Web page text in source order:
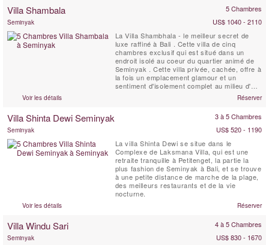
Villa Shambala 5 Chambres
Seminyak
US$ 1040 - 2110
La Villa Shambhala - le meilleur secret de
luxe raffiné à Bali . Cette villa de cinq
chambres exclusif qui est situé dans un
endroit isolé au coeur du quartier animé de
Seminyak . Cette villa privée, cachée, offre à
la fois un emplacement glamour et un
sentiment d'isolement complet au milieu d'un
dispersées dans un jardins généreux avec
d'intimité. Villa Shambhala combine design ...
Voir les détails Réserver
Villa Shinta Dewi Seminyak 3 à 5 Chambres
Seminyak
US$ 520 - 1190
La villa Shinta Dewi se situe dans le
Complexe de Laksmana Villa, qui est une
retraite tranquille à Petitenget, la partie la
plus fashion de Seminyak à Bali, et se trouve
à une petite distance de marche de la plage,
des meilleurs restaurants et de la vie
nocturne.
Voir les détails Réserver
Villa Windu Sari 4 à 5 Chambres
Seminyak
US$ 830 - 1670